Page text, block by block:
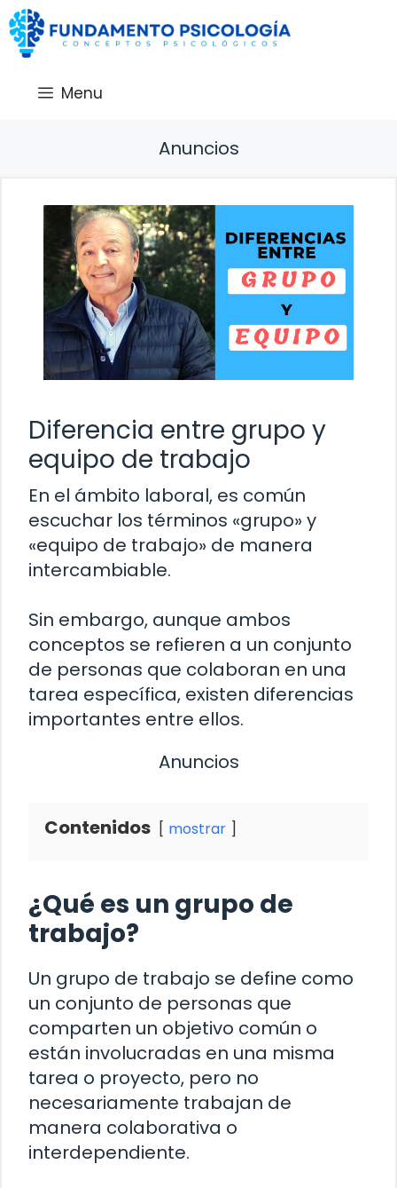
Saltar
al
contenido
Menu
Anuncios
Diferencia entre grupo y
equipo de trabajo
En el ámbito laboral, es común
escuchar los términos «grupo» y
«equipo de trabajo» de manera
intercambiable.
Sin embargo, aunque ambos
conceptos se refieren a un conjunto
de personas que colaboran en una
tarea específica, existen diferencias
importantes entre ellos.
Anuncios
Contenidos mostrar
¿Qué es un grupo de
trabajo?
Un grupo de trabajo se define como
un conjunto de personas que
comparten un objetivo común o
están involucradas en una misma
tarea o proyecto, pero no
necesariamente trabajan de
manera colaborativa o
interdependiente.